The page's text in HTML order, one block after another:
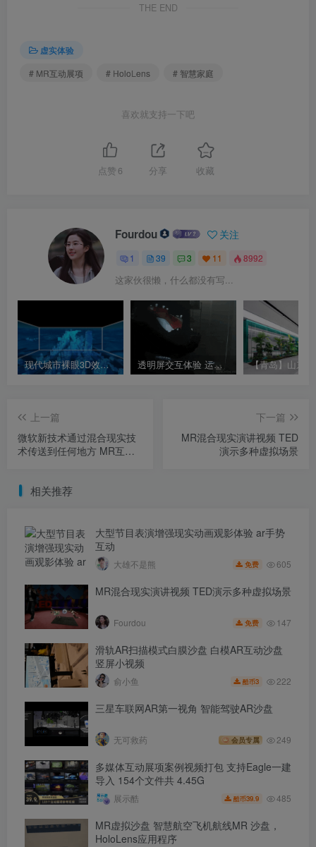
THE END
虚实体验
# MR互动展项
# HoloLens # 智慧家庭
喜欢就支持一下吧
点赞 6 分享 收藏
Fourdou 关注
1 39 3 11 8992
这家伙很懒，什么都没有写...
现代城市裸眼3D效果 沉浸式CAVE空间演示视频 沉浸空间参考视频 透明屏交互体验 运动鞋全息展示 全息互动展项
上一篇
微软新技术通过混合现实技
术传送到任何地方 MR互动
下一篇
MR混合现实演讲视频 TED
演示多种虚拟场景
相关推荐
大型节目表演增强现实动画观影体验 ar手势
互动
大雄不是熊 免费 605
MR混合现实演讲视频 TED演示多种虚拟场景
Fourdou 免费 147
滑轨AR扫描模式白膜沙盘 白模AR互动沙盘
竖屏小视频
俞小鱼 酷币3 222
三星车联网AR第一视角 智能驾驶AR沙盘
无可救药 会员专属 249
多媒体互动展项案例视频打包 支持Eagle一建
导入 154个文件共 4.45G
展示酷 酷币39.9 485
MR虚拟沙盘 智慧航空飞机航线MR 沙盘，
HoloLens应用程序